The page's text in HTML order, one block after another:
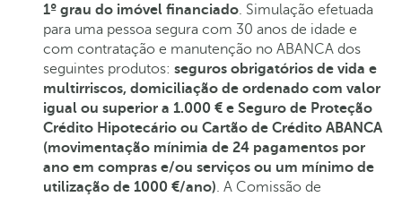
1º grau do imóvel financiado. Simulação efetuada
para uma pessoa segura com 30 anos de idade e
com contratação e manutenção no ABANCA dos
seguintes produtos: seguros obrigatórios de vida e
multirriscos, domiciliação de ordenado com valor
igual ou superior a 1.000 € e Seguro de Proteção
Crédito Hipotecário ou Cartão de Crédito ABANCA
(movimentação mínimia de 24 pagamentos por
ano em compras e/ou serviços ou um mínimo de
utilização de 1000 €/ano). A Comissão de